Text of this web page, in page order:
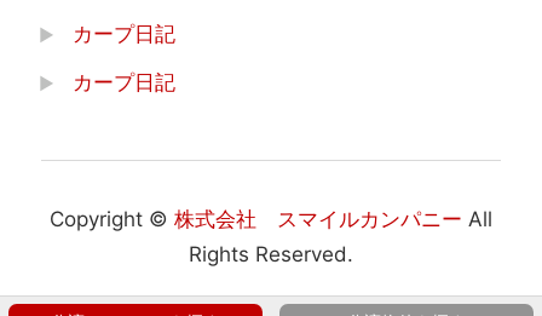
カープ日記
カープ日記
Copyright © 株式会社 スマイルカンパニー All
Rights Reserved.